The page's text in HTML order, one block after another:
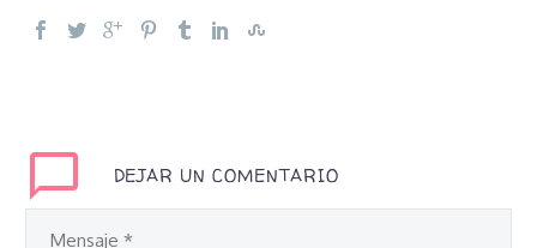
DEJAR UN COMENTARIO